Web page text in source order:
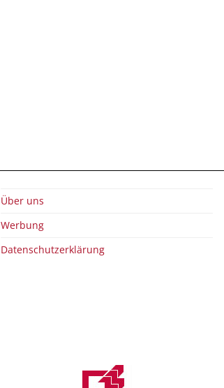
Über uns
Werbung
Datenschutzerklärung